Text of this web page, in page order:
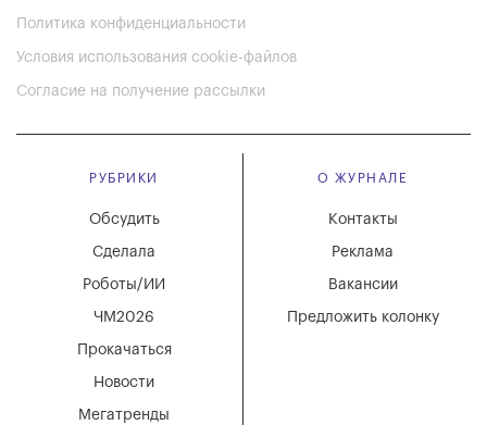
Политика конфиденциальности
Условия использования cookie-файлов
Согласие на получение рассылки
РУБРИКИ
Мегатренды
Новости
Обсудить
Сделала
Роботы/ИИ
ЧМ2026
Прокачаться
О ЖУРНАЛЕ
Вакансии
Реклама
Контакты
Предложить колонку